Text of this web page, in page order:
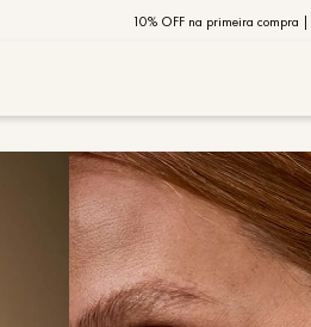
PIX MOB | 5%OFF -
10% OFF na primeira
MOB |